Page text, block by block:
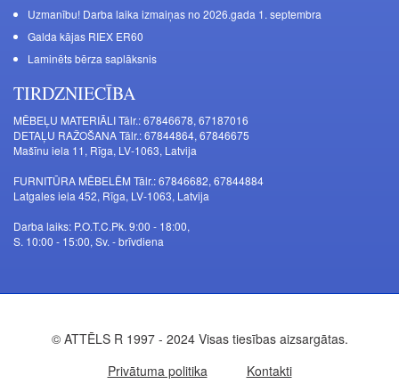
Uzmanību! Darba laika izmaiņas no 2026.gada 1. septembra
Galda kājas RIEX ER60
Laminēts bērza saplāksnis
TIRDZNIECĪBA
MĒBEĻU MATERIĀLI Tālr.: 67846678, 67187016
DETAĻU RAŽOŠANA Tālr.: 67844864, 67846675
Mašīnu iela 11, Rīga, LV-1063, Latvija
FURNITŪRA MĒBELĒM Tālr.: 67846682, 67844884
Latgales iela 452, Rīga, LV-1063, Latvija
Darba laiks: P.O.T.C.Pk. 9:00 - 18:00,
S. 10:00 - 15:00, Sv. - brīvdiena
© ATTĒLS R 1997 - 2024 Visas tiesības aizsargātas.
Privātuma politika
Kontakti